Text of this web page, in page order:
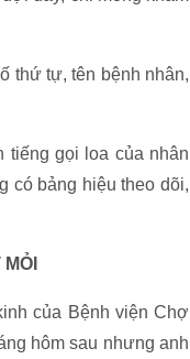
thứ tự, tên bệnh nhân,
tiếng gọi loa của nhân
có bảng hiệu theo dõi,
của Bệnh viện Chợ
hôm sau nhưng anh